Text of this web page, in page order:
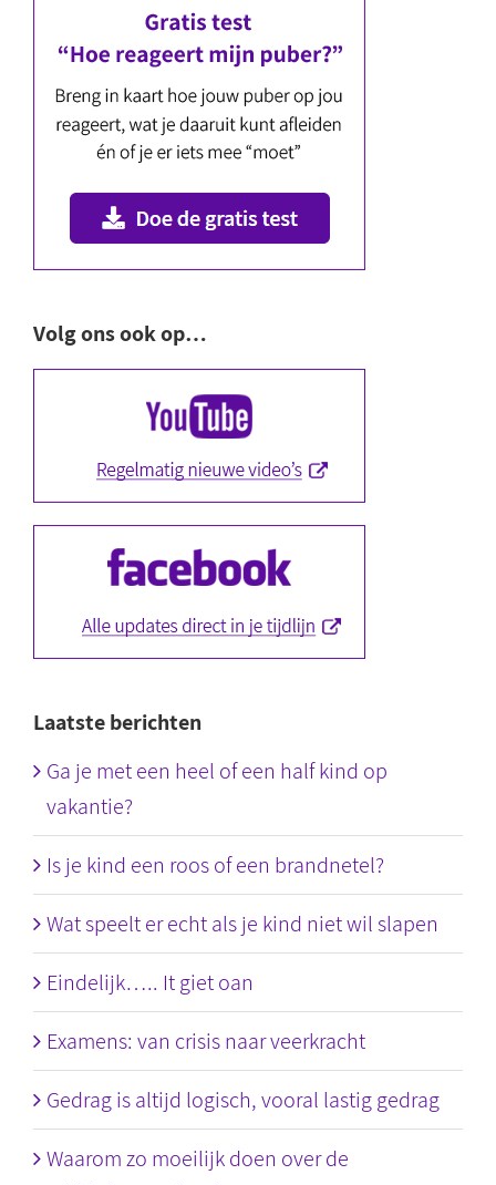
Volg ons ook op…
Laatste berichten
Ga je met een heel of een half kind op
vakantie?
Is je kind een roos of een brandnetel?
Wat speelt er echt als je kind niet wil slapen
Eindelijk….. It giet oan
Examens: van crisis naar veerkracht
Gedrag is altijd logisch, vooral lastig gedrag
Waarom zo moeilijk doen over de